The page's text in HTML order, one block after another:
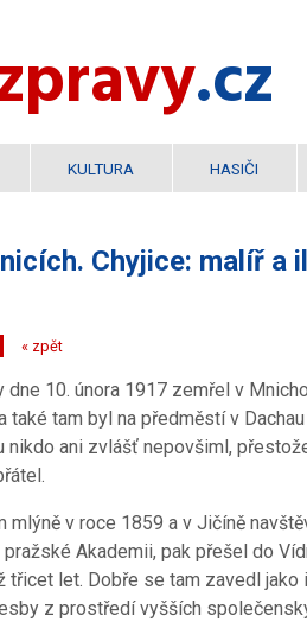
.cz
KULTURA HASIČI
Chyjice: malíř a
« zpět
10. února 1917 zemřel v
také tam byl na předměstí v
nikdo ani zvlášť nepovšiml,
mlýně v roce 1859 a v Jičíně
Akademii, pak přešel do
třicet let. Dobře se tam zavedl
z prostředí vyšších